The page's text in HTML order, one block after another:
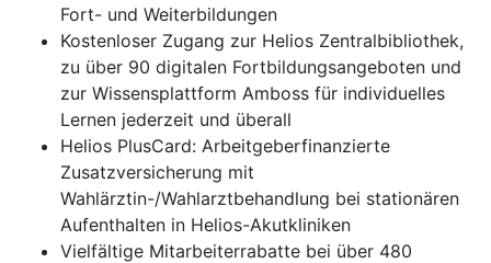
Fort- und Weiterbildungen
Kostenloser Zugang zur Helios Zentralbibliothek,
zu über 90 digitalen Fortbildungsangeboten und
zur Wissensplattform Amboss für individuelles
Lernen jederzeit und überall
Helios PlusCard: Arbeitgeberfinanzierte
Zusatzversicherung mit
Wahlärztin-/Wahlarztbehandlung bei stationären
Aufenthalten in Helios-Akutkliniken
Vielfältige Mitarbeiterrabatte bei über 480